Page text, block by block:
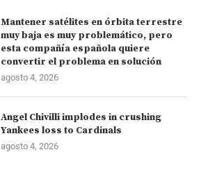
Mantener satélites en órbita terrestre
muy baja es muy problemático, pero
esta compañía española quiere
convertir el problema en solución
agosto 4, 2026
Angel Chivilli implodes in crushing
Yankees loss to Cardinals
agosto 4, 2026